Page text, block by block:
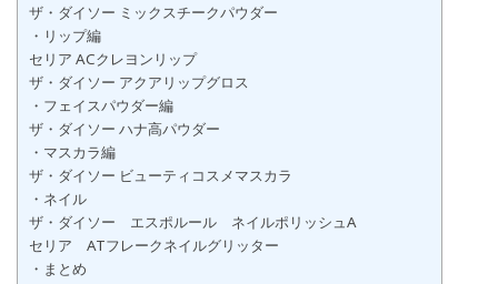
ザ・ダイソー ミックスチークパウダー
・リップ編
セリア ACクレヨンリップ
ザ・ダイソー アクアリップグロス
・フェイスパウダー編
ザ・ダイソー ハナ高パウダー
・マスカラ編
ザ・ダイソー ビューティコスメマスカラ
・ネイル
ザ・ダイソー エスポルール ネイルポリッシュA
セリア ATフレークネイルグリッター
・まとめ